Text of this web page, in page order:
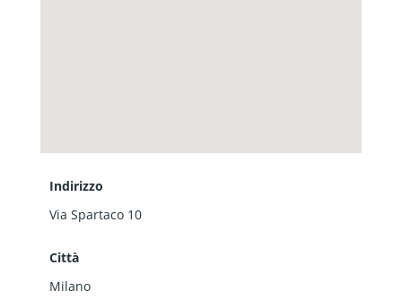
Indirizzo
Via Spartaco 10
Città
Milano